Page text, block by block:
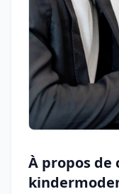
À propos